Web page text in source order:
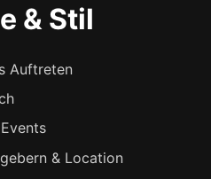
& Stil
Auftreten
& Location